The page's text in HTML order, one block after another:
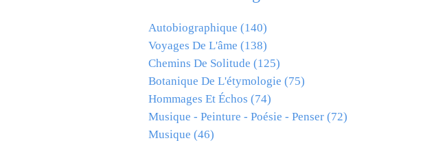
Autobiographique (140)
Voyages De L'âme (138)
Chemins De Solitude (125)
Botanique De L'étymologie (75)
Hommages Et Échos (74)
Musique - Peinture - Poésie - Penser (72)
Musique (46)